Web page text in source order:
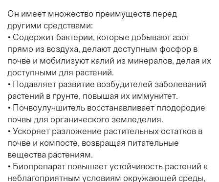
Он имеет множество преимуществ перед
другими средствами:
• Содержит бактерии, которые добывают азот
прямо из воздуха, делают доступным фосфор в
почве и мобилизуют калий из минералов, делая их
доступными для растений.
• Подавляет развитие возбудителей заболеваний
растений в грунте, повышая их иммунитет.
• Почвоулучшитель восстанавливает плодородие
почвы для органического земледелия.
• Ускоряет разложение растительных остатков в
почве и компосте, возвращая питательные
вещества растениям.
• Биопрепарат повышает устойчивость растений к
неблагоприятным условиям окружающей среды,